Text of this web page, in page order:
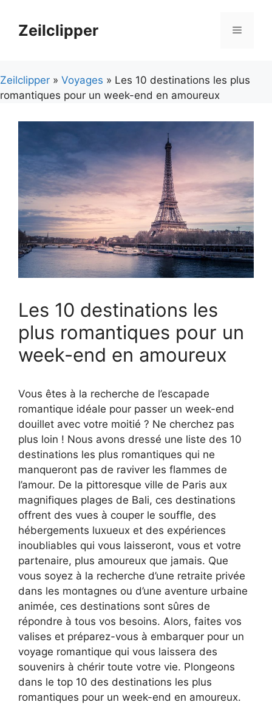
contenuZeilclipper Menu
Zeilclipper » Voyages » Les 10 destinations les plus
romantiques pour un week-end en amoureux
Les 10 destinations les
plus romantiques pour un
week-end en amoureux
Vous êtes à la recherche de l’escapade
romantique idéale pour passer un week-end
douillet avec votre moitié ? Ne cherchez pas
plus loin ! Nous avons dressé une liste des 10
destinations les plus romantiques qui ne
manqueront pas de raviver les flammes de
l’amour. De la pittoresque ville de Paris aux
magnifiques plages de Bali, ces destinations
offrent des vues à couper le souffle, des
hébergements luxueux et des expériences
inoubliables qui vous laisseront, vous et votre
partenaire, plus amoureux que jamais. Que
vous soyez à la recherche d’une retraite privée
dans les montagnes ou d’une aventure urbaine
animée, ces destinations sont sûres de
répondre à tous vos besoins. Alors, faites vos
valises et préparez-vous à embarquer pour un
voyage romantique qui vous laissera des
souvenirs à chérir toute votre vie. Plongeons
dans le top 10 des destinations les plus
romantiques pour un week-end en amoureux.